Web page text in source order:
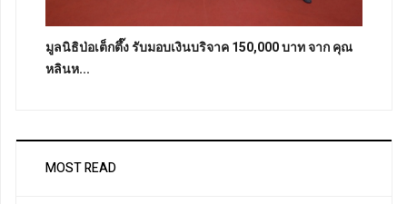
มูลนิธิป่อเต็กตึ๊ง รับมอบเงินบริจาค 150,000 บาท จาก คุณ
หลินห...
MOST READ